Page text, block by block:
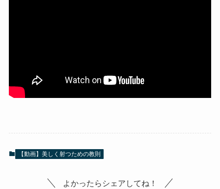
【動画】美しく射つための教則
よかったらシェアしてね！